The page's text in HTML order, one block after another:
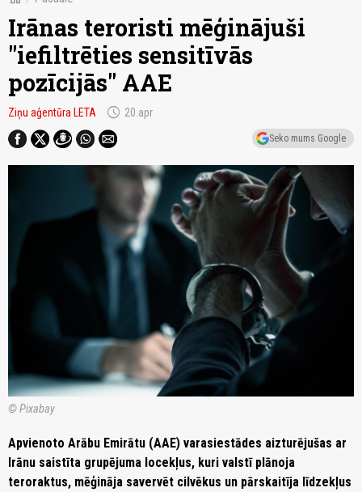
Irānas teroristi mēģinājuši
"iefiltrēties sensitīvās
pozīcijās" AAE
Ziņu aģentūra LETA schedule 20.apr
Seko mums Google
© Pixabay
Apvienoto Arābu Emirātu (AAE) varasiestādes aizturējušas ar
Irānu saistīta grupējuma locekļus, kuri valstī plānoja
teroraktus, mēģināja savervēt cilvēkus un pārskaitīja līdzekļus